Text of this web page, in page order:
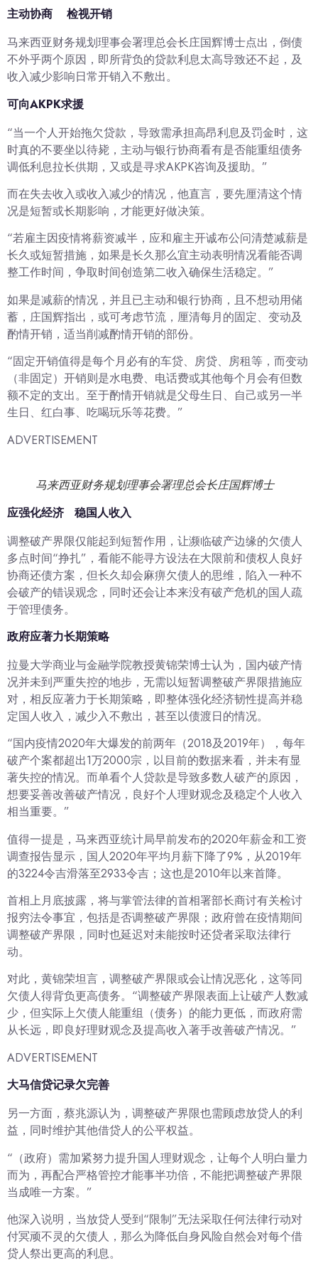
主动协商 检视开销
马来西亚财务规划理事会署理总会长庄国辉博士点出，倒债
不外乎两个原因，即所背负的贷款利息太高导致还不起，及
收入减少影响日常开销入不敷出。
可向AKPK求援
“当一个人开始拖欠贷款，导致需承担高昂利息及罚金时，这
时真的不要坐以待毙，主动与银行协商看有是否能重组债务
调低利息拉长供期，又或是寻求AKPK咨询及援助。”
而在失去收入或收入减少的情况，他直言，要先厘清这个情
况是短暂或长期影响，才能更好做决策。
“若雇主因疫情将薪资减半，应和雇主开诚布公问清楚减薪是
长久或短暂措施，如果是长久那么宜主动表明情况看能否调
整工作时间，争取时间创造第二收入确保生活稳定。”
如果是减薪的情况，并且已主动和银行协商，且不想动用储
蓄，庄国辉指出，或可考虑节流，厘清每月的固定、变动及
酌情开销，适当削减酌情开销的部份。
“固定开销值得是每个月必有的车贷、房贷、房租等，而变动
（非固定）开销则是水电费、电话费或其他每个月会有但数
额不定的支出。至于酌情开销就是父母生日、自己或另一半
生日、红白事、吃喝玩乐等花费。”
ADVERTISEMENT
马来西亚财务规划理事会署理总会长庄国辉博士
应强化经济 稳国人收入
调整破产界限仅能起到短暂作用，让濒临破产边缘的欠债人
多点时间“挣扎”，看能不能寻方设法在大限前和债权人良好
协商还债方案，但长久却会麻痹欠债人的思维，陷入一种不
会破产的错误观念，同时还会让本来没有破产危机的国人疏
于管理债务。
政府应著力长期策略
拉曼大学商业与金融学院教授黄锦荣博士认为，国内破产情
况并未到严重失控的地步，无需以短暂调整破产界限措施应
对，相反应著力于长期策略，即整体强化经济韧性提高并稳
定国人收入，减少入不敷出，甚至以债渡日的情况。
“国内疫情2020年大爆发的前两年（2018及2019年），每年
破产个案都超出1万2000宗，以目前的数据来看，并未有显
著失控的情况。而单看个人贷款是导致多数人破产的原因，
想要妥善改善破产情况，良好个人理财观念及稳定个人收入
相当重要。”
值得一提是，马来西亚统计局早前发布的2020年薪金和工资
调查报告显示，国人2020年平均月薪下降了9%，从2019年
的3224令吉滑落至2933令吉；这也是2010年以来首降。
首相上月底披露，将与掌管法律的首相署部长商讨有关检讨
报穷法令事宜，包括是否调整破产界限；政府曾在疫情期间
调整破产界限，同时也延迟对未能按时还贷者采取法律行
动。
对此，黄锦荣坦言，调整破产界限或会让情况恶化，这等同
欠债人得背负更高债务。“调整破产界限表面上让破产人数减
少，但实际上欠债人能重组（债务）的能力更低，而政府需
从长远，即良好理财观念及提高收入著手改善破产情况。”
ADVERTISEMENT
大马信贷记录欠完善
另一方面，蔡兆源认为，调整破产界限也需顾虑放贷人的利
益，同时维护其他借贷人的公平权益。
“（政府）需加紧努力提升国人理财观念，让每个人明白量力
而为，再配合严格管控才能事半功倍，不能把调整破产界限
当成唯一方案。”
他深入说明，当放贷人受到“限制”无法采取任何法律行动对
付冥顽不灵的欠债人，那么为降低自身风险自然会对每个借
贷人祭出更高的利息。